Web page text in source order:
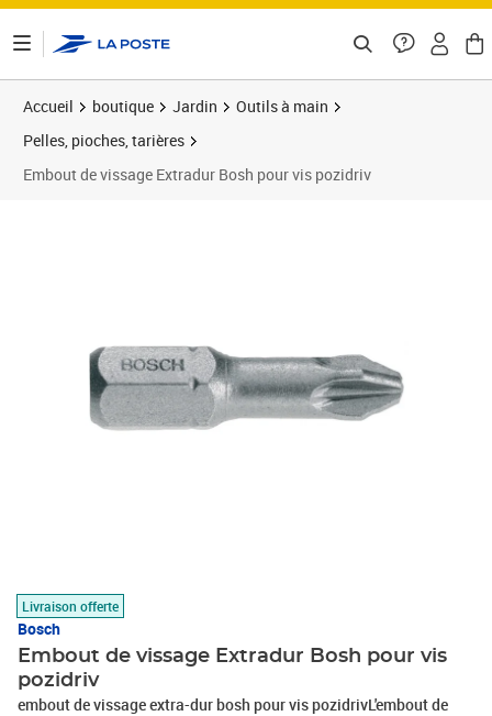
Accueil boutique Jardin
Outils à main
Pelles, pioches, tarières
Embout de vissage Extradur Bosh pour vis pozidriv
Livraison offerte
Bosch
Embout de vissage Extradur Bosh pour vis
pozidriv
embout de vissage extra-dur bosh pour vis pozidrivL'embout de